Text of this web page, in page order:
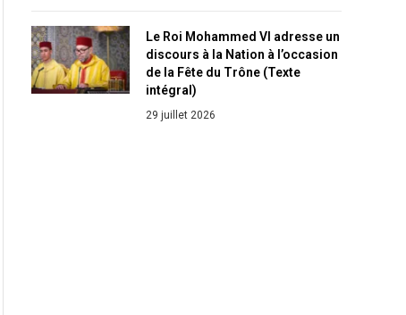
Le Roi Mohammed VI adresse un
discours à la Nation à l’occasion
de la Fête du Trône (Texte
intégral)
29 juillet 2026